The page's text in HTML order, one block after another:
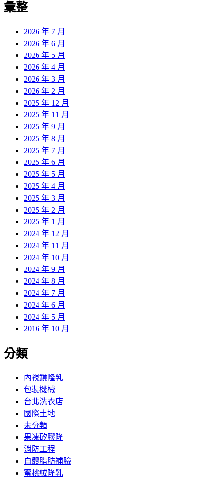
彙整
2026 年 7 月
2026 年 6 月
2026 年 5 月
2026 年 4 月
2026 年 3 月
2026 年 2 月
2025 年 12 月
2025 年 11 月
2025 年 9 月
2025 年 8 月
2025 年 7 月
2025 年 6 月
2025 年 5 月
2025 年 4 月
2025 年 3 月
2025 年 2 月
2025 年 1 月
2024 年 12 月
2024 年 11 月
2024 年 10 月
2024 年 9 月
2024 年 8 月
2024 年 7 月
2024 年 6 月
2024 年 5 月
2016 年 10 月
分類
內視鏡隆乳
包裝機械
台北洗衣店
國際土地
未分類
果凍矽膠隆
消防工程
自體脂肪補臉
蜜桃絨隆乳